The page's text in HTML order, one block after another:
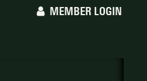
MEMBER LOGIN